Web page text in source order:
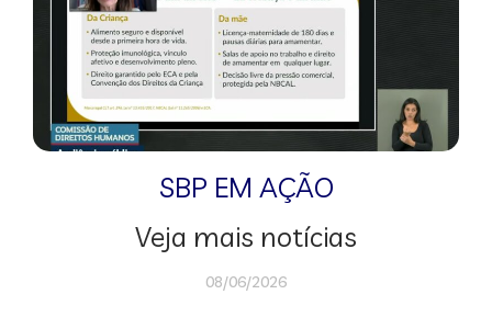
SBP EM AÇÃO
Veja mais notícias
08/06/2026